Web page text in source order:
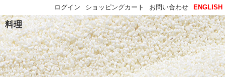
料理
ENGLISH
お問い合わせ
ショッピングカート
ログイン